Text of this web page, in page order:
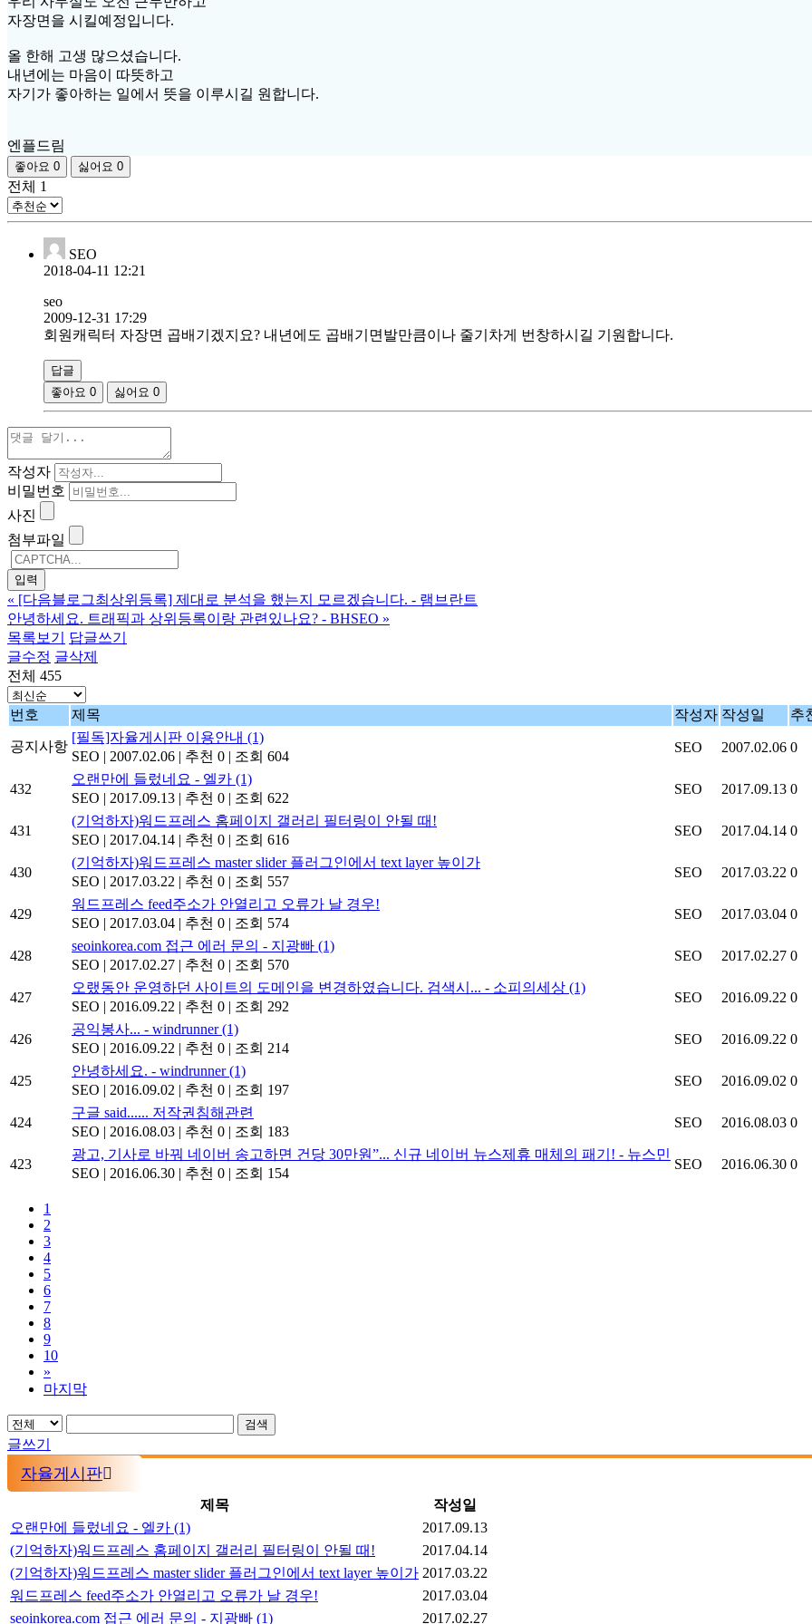
자장면을 시킬예정입니다.
올 한해 고생 많으셨습니다.
내년에는 마음이 따뜻하고
자기가 좋아하는 일에서 뜻을 이루시길 원합니다.
엔플드림
좋아요 0 싫어요 0
전체 1
SEO
2018-04-11 12:21
seo
2009-12-31 17:29
회원캐릭터 자장면 곱배기겠지요? 내년에도 곱배기면발만큼이나 줄기차게 번창하시길 기원합니다.
답글
좋아요 0 싫어요 0
작성자
비밀번호
사진
첨부파일
« [다음블로그최상위등록] 제대로 분석을 했는지 모르겠습니다. - 램브란트
안녕하세요. 트래픽과 상위등록이랑 관련있나요? - BHSEO »
목록보기
답글쓰기
글수정 글삭제
전체 455
번호 제목 작성자 작성일 추
공지사항
[필독]자율게시판 이용안내 (1)
SEO | 2007.02.06 | 추천 0 | 조회 604
SEO 2007.02.06 0
432
오랜만에 들렀네요 - 엘카 (1)
SEO | 2017.09.13 | 추천 0 | 조회 622
SEO 2017.09.13 0
431
(기억하자)워드프레스 홈페이지 갤러리 필터링이 안될 때!
SEO | 2017.04.14 | 추천 0 | 조회 616
SEO 2017.04.14 0
430
(기억하자)워드프레스 master slider 플러그인에서 text layer 높이가
SEO | 2017.03.22 | 추천 0 | 조회 557
SEO 2017.03.22 0
429
워드프레스 feed주소가 안열리고 오류가 날 경우!
SEO | 2017.03.04 | 추천 0 | 조회 574
SEO 2017.03.04 0
428
seoinkorea.com 접근 에러 문의 - 지광빠 (1)
SEO | 2017.02.27 | 추천 0 | 조회 570
SEO 2017.02.27 0
427
오랬동안 운영하던 사이트의 도메인을 변경하였습니다. 검색시... - 소피의세상 (1)
SEO | 2016.09.22 | 추천 0 | 조회 292
SEO 2016.09.22 0
426
공익봉사... - windrunner(1)
SEO | 2016.09.22 | 추천 0 | 조회 214
SEO 2016.09.22 0
425
안녕하세요. - windrunner(1)
SEO | 2016.09.02 | 추천 0 | 조회 197
SEO 2016.09.02 0
424
구글 said...... 저작권침해관련
SEO | 2016.08.03 | 추천 0 | 조회 183
SEO 2016.08.03 0
423
광고, 기사로 바꿔 네이버 송고하면 건당 30만원”... 신규 네이버 뉴스제휴 매체의 패기! - 뉴스민
SEO | 2016.06.30 | 추천 0 | 조회 154
SEO 2016.06.30 0
1
2
3
4
5
6
7
8
9
10
»
마지막
검색
글쓰기
자율게시판
제목
작성일
오랜만에 들렀네요 - 엘카 (1)
2017.09.13
(기억하자)워드프레스 홈페이지 갤러리 필터링이 안될 때!
2017.04.14
(기억하자)워드프레스 master slider 플러그인에서 text layer 높이가 2017.03.22
워드프레스 feed주소가 안열리고 오류가 날 경우!
2017.03.04
seoinkorea.com 접근 에러 문의 - 지광빠 (1) 2017.02.27